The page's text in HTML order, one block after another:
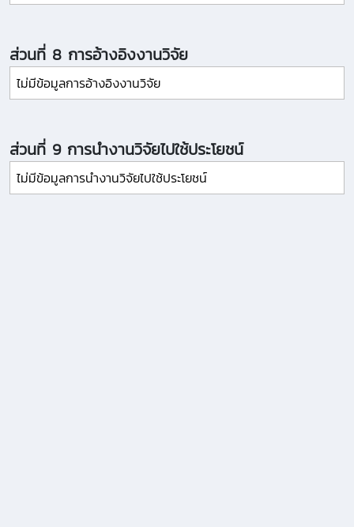
ส่วนที่ 8 การอ้างอิงงานวิจัย
ไม่มีข้อมูลการอ้างอิงงานวิจัย
ส่วนที่ 9 การนำงานวิจัยไปใช้ประโยชน์
ไม่มีข้อมูลการนำงานวิจัยไปใช้ประโยชน์